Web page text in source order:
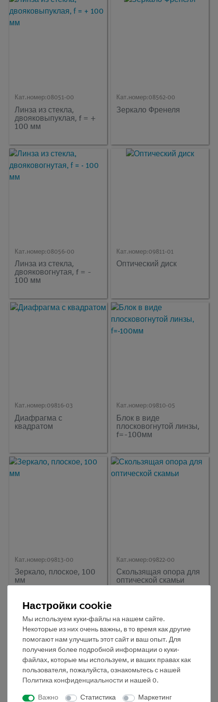
Кат.номер:08051-00
Линза из стекла,
двояковыпуклая, f = +
100 мм
Кат.номер:08562-00
Зеркало Френеля
Кат.номер:08056-00
Линза из стекла,
двояковогнутая, f = -
100 мм
Кат.номер:09811-01
Оптический диск
Кат.номер:09816-03
Диафрагма с
квадратом
Кат.номер:09810-05
Блок в виде
плосковогнутой линзы,
f=-100мм
Кат.номер:09813-00
Зеркало, плоское, 100
мм
Кат.номер:09822-00
Скользящая опора для
оптической скамьи
Настройки cookie
Мы используем куки-файлы на нашем сайте.
Некоторые из них очень важны, в то время как другие
помогают нам улучшить этот сайт и ваш опыт. Для
получения более подробной информации о куки-
файлах, которые мы используем, и ваших правах как
пользователя, пожалуйста, ознакомьтесь с нашей
Политика конфиденциальности и нашей 0.
Важно Статистика Маркетинг